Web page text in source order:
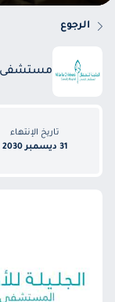
الرجوع
مستشفى
تاريخ الإنتهاء
31 ديسمبر 2030